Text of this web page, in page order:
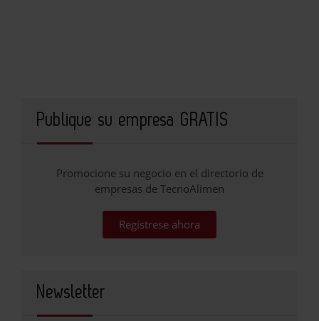
Publique su empresa GRATIS
Promocione su negocio en el directorio de
empresas de TecnoAlimen
Regístrese ahora
Newsletter